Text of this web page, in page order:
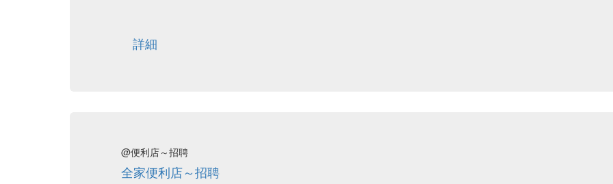
詳細
@便利店～招聘
全家便利店～招聘